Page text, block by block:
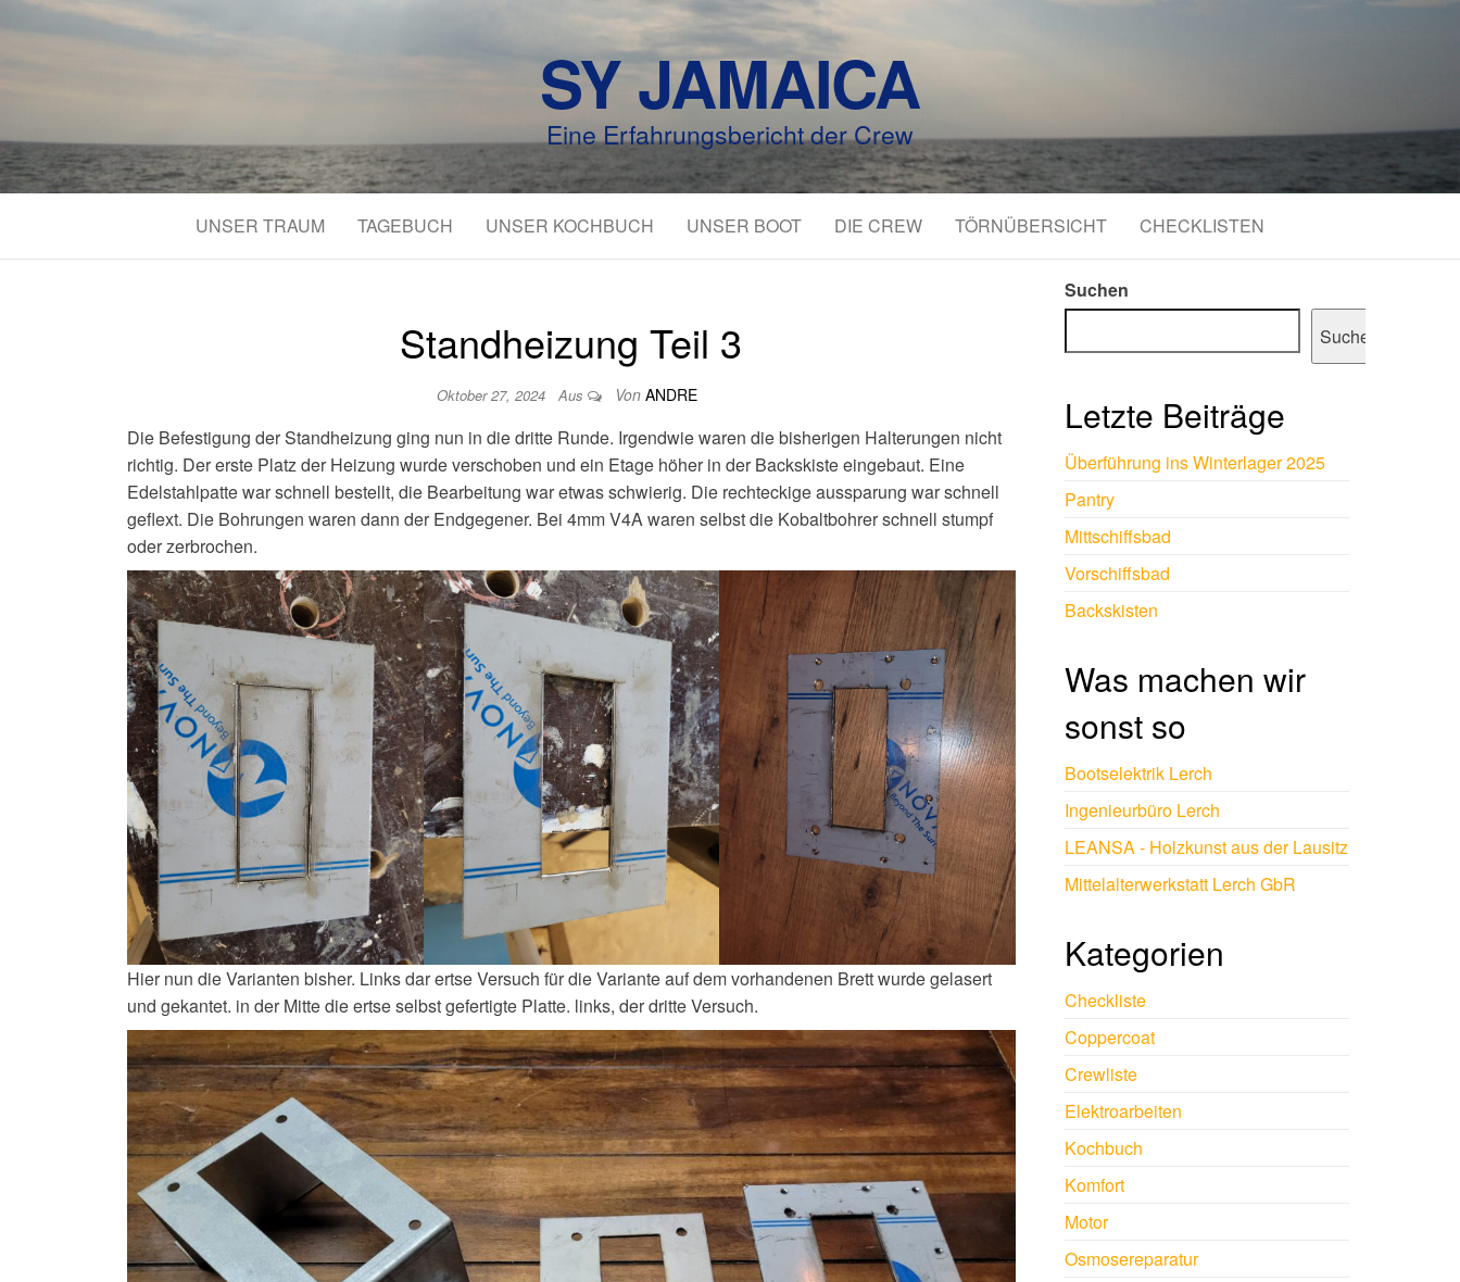
SY JAMAICA
Eine Erfahrungsbericht der Crew
UNSER TRAUM TAGEBUCH UNSER KOCHBUCH UNSER BOOT DIE CREW TÖRNÜBERSICHT CHECKLISTEN
Standheizung Teil 3
Oktober 27, 2024 Aus Von ANDRE
Die Befestigung der Standheizung ging nun in die dritte Runde. Irgendwie waren die bisherigen Halterungen nicht
richtig. Der erste Platz der Heizung wurde verschoben und ein Etage höher in der Backskiste eingebaut. Eine
Edelstahlpatte war schnell bestellt, die Bearbeitung war etwas schwierig. Die rechteckige aussparung war schnell
geflext. Die Bohrungen waren dann der Endgegener. Bei 4mm V4A waren selbst die Kobaltbohrer schnell stumpf
oder zerbrochen.
Hier nun die Varianten bisher. Links dar ertse Versuch für die Variante auf dem vorhandenen Brett wurde gelasert
und gekantet. in der Mitte die ertse selbst gefertigte Platte. links, der dritte Versuch.
Suchen
Suchen
Letzte Beiträge
Überführung ins Winterlager 2025
Pantry
Mittschiffsbad
Vorschiffsbad
Backskisten
Was machen wir
sonst so
Bootselektrik Lerch
Ingenieurbüro Lerch
LEANSA - Holzkunst aus der Lausitz
Mittelalterwerkstatt Lerch GbR
Kategorien
Checkliste
Coppercoat
Crewliste
Elektroarbeiten
Kochbuch
Komfort
Motor
Osmosereparatur